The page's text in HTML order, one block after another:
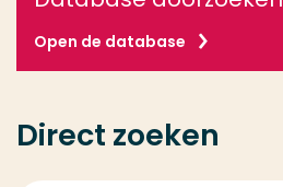
Open de database
Direct zoeken